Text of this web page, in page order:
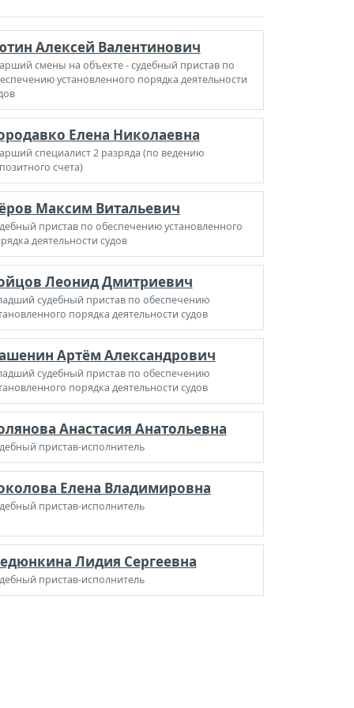
Алексей Валентинович
смены на объекте - судебный пристав по
установленного порядка деятельности
Елена Николаевна
специалист 2 разряда (по ведению
счета)
Максим Витальевич
пристав по обеспечению установленного
деятельности судов
Леонид Дмитриевич
судебный пристав по обеспечению
порядка деятельности судов
Артём Александрович
судебный пристав по обеспечению
порядка деятельности судов
Анастасия Анатольевна
пристав-исполнитель
Елена Владимировна
пристав-исполнитель
Лидия Сергеевна
пристав-исполнитель